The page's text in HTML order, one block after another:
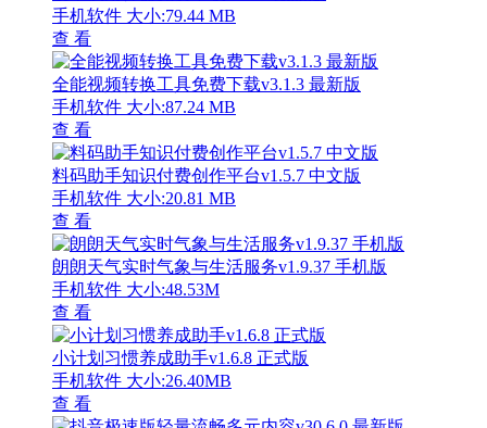
手机软件 大小:79.44 MB
查 看
全能视频转换工具免费下载v3.1.3 最新版
手机软件 大小:87.24 MB
查 看
料码助手知识付费创作平台v1.5.7 中文版
手机软件 大小:20.81 MB
查 看
朗朗天气实时气象与生活服务v1.9.37 手机版
手机软件 大小:48.53M
查 看
小计划习惯养成助手v1.6.8 正式版
手机软件 大小:26.40MB
查 看